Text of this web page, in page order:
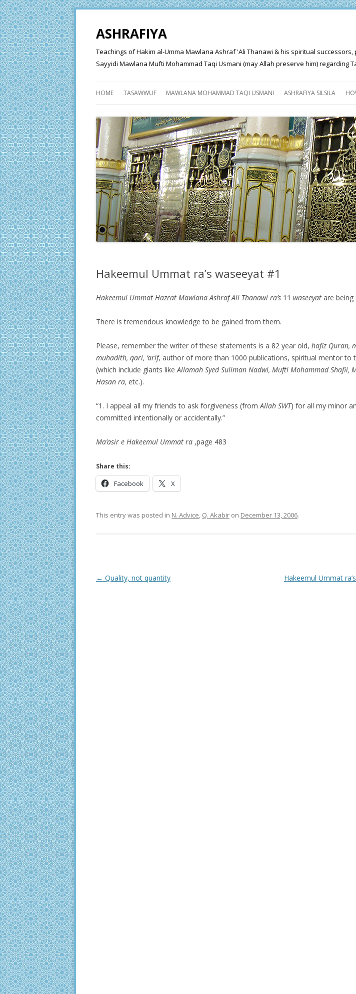
ASHRAFIYA
Teachings of Hakim al-Umma Mawlana Ashraf 'Ali Thanawi & his spiritual
Sayyidi Mawlana Mufti Mohammad Taqi Usmani (may Allah preserve him) regarding
HOME TASAWWUF MAWLANA MOHAMMAD TAQI USMANI ASHRAFIYA SILSILA
ASHRAFIYA PATH
FOR THE SEEKER
PROGRESS EXPLAINED
Hakeemul Ummat ra’s waseeyat #1
Hakeemul Ummat Hazrat Mawlana Ashraf Ali Thanawi ra’s 11 waseeyat are being
There is tremendous knowledge to be gained from them.
Please, remember the writer of these statements is a 82 year old, hafiz Quran,
muhadith, qari, ‘arif, author of more than 1000 publications, spiritual mentor to
(which include giants likeAllamah Syed Suliman Nadwi, Mufti Mohammad Shafii,
Hasan ra, etc.).
“1. I appeal all my friends to ask forgiveness (fromAllah SWT) for all my minor
committed intentionally or accidentally.”
Ma’asir e Hakeemul Ummat ra ,page 483
Share this:
Facebook X
This entry was posted in N. Advice, Q. Akabir on December 13, 2006.
Post
← Quality, not quantity Hakeemul Ummat